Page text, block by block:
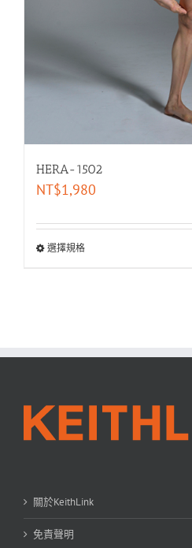
HERA-1502
NT$1,980
選擇規格
關於KeithLink
免責聲明